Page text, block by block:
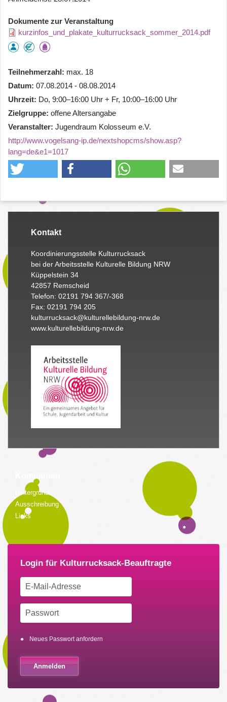
Dokumente zur Veranstaltung
kurzinfos_und_plakate_kulturrucksack_sommer_2014.pdf
Teilnehmerzahl
max. 18
Datum 07.08.2014 - 08.08.2014
Uhrzeit Do, 9:00–16:00 Uhr + Fr, 10:00–16:00 Uhr
Zielgruppe offene Altersangabe
Veranstalter Jugendraum Kolosseum e.V.
http://www.vogelsang-ip.de/nextshopcms/show.asp?
lang=de&e1=1017
Kontakt
Koordinierungsstelle Kulturrucksack
bei der Arbeitsstelle Kulturelle Bildung NRW
Küppelstein 34
42857 Remscheid
Telefon: 02191 794 367/-368
Fax: 02191 794 205
kulturrucksack@kulturellebildung-nrw.de
www.kulturellebildung-nrw.de
Hintergrund
Ausschreibung
Links
Neues Passwort anfordern